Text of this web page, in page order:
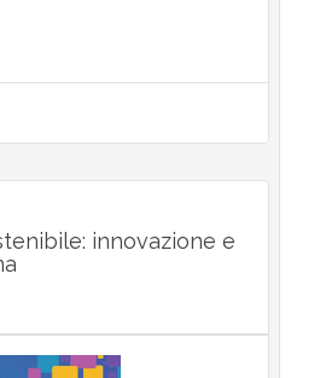
innovazione e